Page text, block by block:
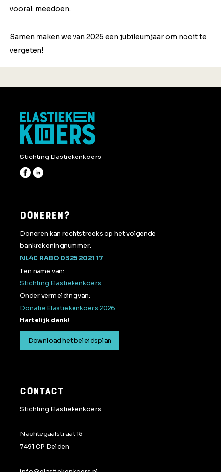
vooral: meedoen.
Samen maken we van 2025 een jubileumjaar om nooit te
vergeten!
Stichting Elastiekenkoers
DONEREN?
Doneren kan rechtstreeks op het volgende
bankrekeningnummer.
NL40 RABO 0325 2021 17
Ten name van:
Stichting Elastiekenkoers
Onder vermelding van:
Donatie Elastiekenkoers 2026
Hartelijk dank!
Download het beleidsplan
CONTACT
Stichting Elastiekenkoers
Nachtegaalstraat 15
7491 CP Delden